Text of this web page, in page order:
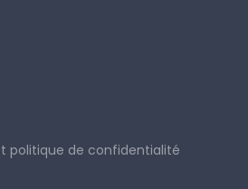
politique de confidentialité